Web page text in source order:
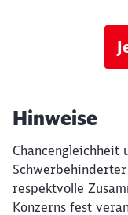
Hinweise
Chancengleichheit
respektvolle
Konzerns fest